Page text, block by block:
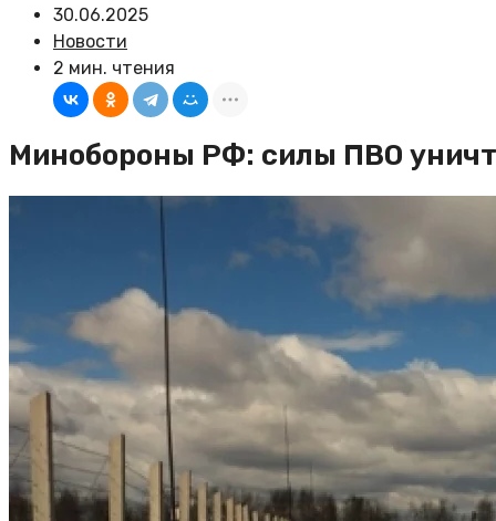
30.06.2025
Новости
2 мин. чтения
Минобороны РФ: силы ПВО